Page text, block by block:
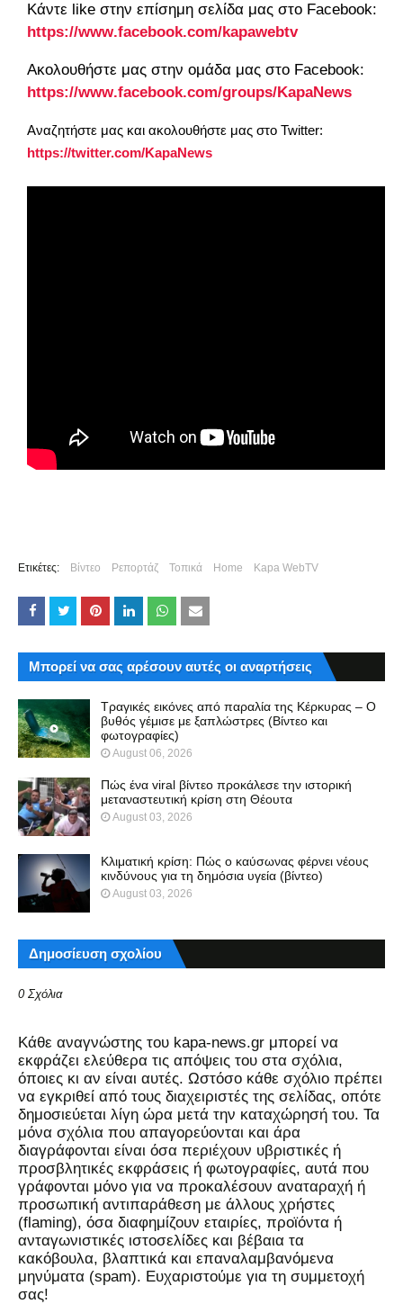
Κάντε like στην επίσημη σελίδα μας στο Facebook:
https://www.facebook.com/kapawebtv
Ακολουθήστε μας στην ομάδα μας στο Facebook:
https://www.facebook.com/groups/KapaNews
Αναζητήστε μας και ακολουθήστε μας στο Twitter:
https://twitter.com/KapaNews
Ετικέτες: Βίντεο Ρεπορτάζ Τοπικά Home Kapa WebTV
Μπορεί να σας αρέσουν αυτές οι αναρτήσεις
Τραγικές εικόνες από παραλία της Κέρκυρας – Ο
βυθός γέμισε με ξαπλώστρες (Βίντεο και
φωτογραφίες)
August 06, 2026
Πώς ένα viral βίντεο προκάλεσε την ιστορική
μεταναστευτική κρίση στη Θέουτα
August 03, 2026
Κλιματική κρίση: Πώς ο καύσωνας φέρνει νέους
κινδύνους για τη δημόσια υγεία (βίντεο)
August 03, 2026
Δημοσίευση σχολίου
0 Σχόλια
Kάθε αναγνώστης του kapa-news.gr μπορεί να
εκφράζει ελεύθερα τις απόψεις του στα σχόλια,
όποιες κι αν είναι αυτές. Ωστόσο κάθε σχόλιο πρέπει
να εγκριθεί από τους διαχειριστές της σελίδας, οπότε
δημοσιεύεται λίγη ώρα μετά την καταχώρησή του. Τα
μόνα σχόλια που απαγορεύονται και άρα
διαγράφονται είναι όσα περιέχουν υβριστικές ή
προσβλητικές εκφράσεις ή φωτογραφίες, αυτά που
γράφονται μόνο για να προκαλέσουν αναταραχή ή
προσωπική αντιπαράθεση με άλλους χρήστες
(flaming), όσα διαφημίζουν εταιρίες, προϊόντα ή
ανταγωνιστικές ιστοσελίδες και βέβαια τα
κακόβουλα, βλαπτικά και επαναλαμβανόμενα
μηνύματα (spam). Ευχαριστούμε για τη συμμετοχή
σας!